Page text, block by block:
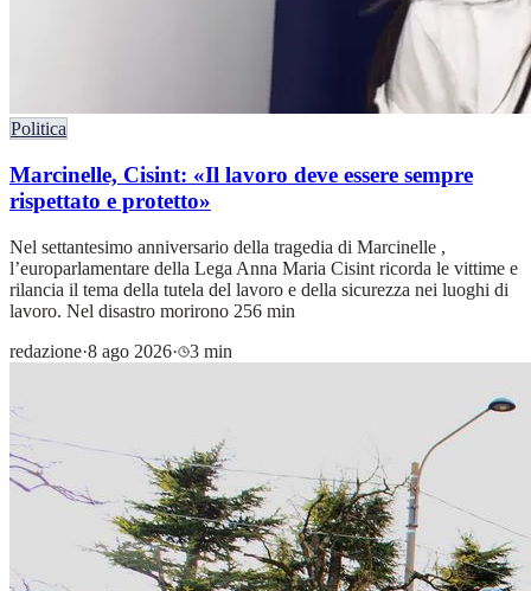
Politica
Marcinelle, Cisint: «Il lavoro deve essere sempre
rispettato e protetto»
Nel settantesimo anniversario della tragedia di Marcinelle ,
l’europarlamentare della Lega Anna Maria Cisint ricorda le vittime e
rilancia il tema della tutela del lavoro e della sicurezza nei luoghi di
lavoro. Nel disastro morirono 256 min
redazione·8 ago 2026· 3 min